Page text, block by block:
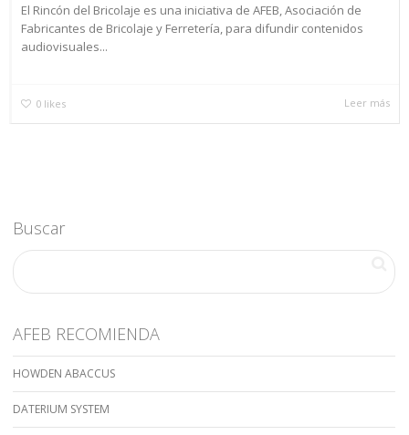
El Rincón del Bricolaje es una iniciativa de AFEB, Asociación de
Fabricantes de Bricolaje y Ferretería, para difundir contenidos
audiovisuales...
0 likes Leer más
Buscar
AFEB RECOMIENDA
HOWDEN ABACCUS
DATERIUM SYSTEM